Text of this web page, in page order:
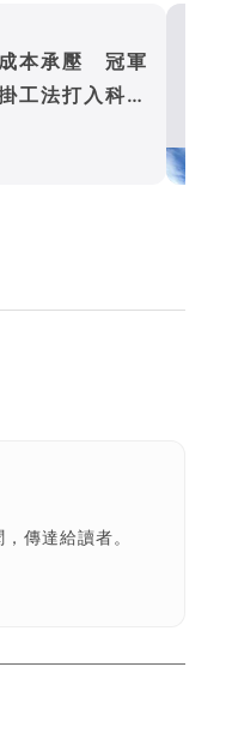
本承壓 冠軍
工法打入科技
傳達給讀者。